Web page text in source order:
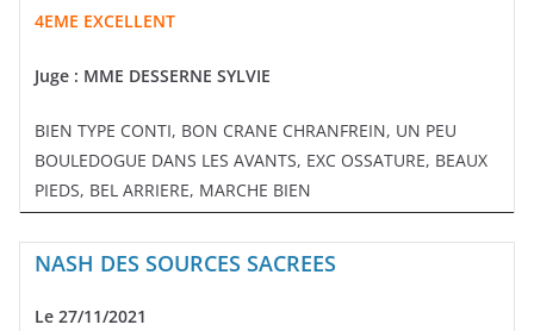
4EME EXCELLENT
Juge : MME DESSERNE SYLVIE
BIEN TYPE CONTI, BON CRANE CHRANFREIN, UN PEU
BOULEDOGUE DANS LES AVANTS, EXC OSSATURE, BEAUX
PIEDS, BEL ARRIERE, MARCHE BIEN
NASH DES SOURCES SACREES
Le 27/11/2021